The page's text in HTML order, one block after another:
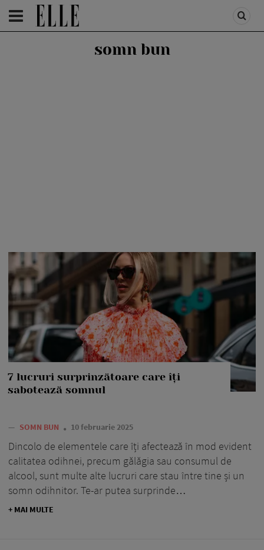
HOMEPAGE /HEALTH & DIET
somn bun
7 lucruri surprinzătoare care îți
sabotează somnul
— SOMN BUN 10 februarie 2025
Dincolo de elementele care îți afectează în mod evident
calitatea odihnei, precum gălăgia sau consumul de
alcool, sunt multe alte lucruri care stau între tine și un
somn odihnitor. Te-ar putea surprinde…
+ MAI MULTE